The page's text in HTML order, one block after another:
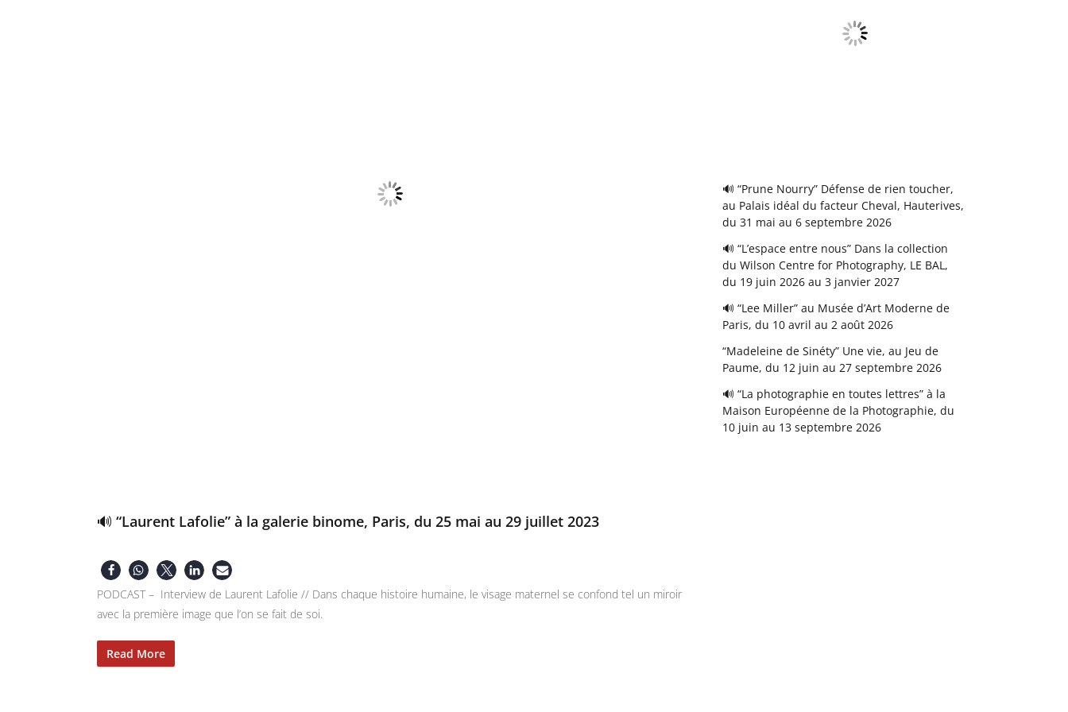
🔊 “Laurent Lafolie” à la galerie binome, Paris, du 25 mai au 29 juillet 2023
PODCAST – Interview de Laurent Lafolie // Dans chaque histoire humaine, le visage maternel se confond tel un miroir
avec la première image que l’on se fait de soi.
Read More
🔊 “Prune Nourry” Défense de rien toucher,
au Palais idéal du facteur Cheval, Hauterives,
du 31 mai au 6 septembre 2026
🔊 “L’espace entre nous” Dans la collection
du Wilson Centre for Photography, LE BAL,
du 19 juin 2026 au 3 janvier 2027
🔊 “Lee Miller” au Musée d’Art Moderne de
Paris, du 10 avril au 2 août 2026
“Madeleine de Sinéty” Une vie, au Jeu de
Paume, du 12 juin au 27 septembre 2026
🔊 “La photographie en toutes lettres” à la
Maison Européenne de la Photographie, du
10 juin au 13 septembre 2026